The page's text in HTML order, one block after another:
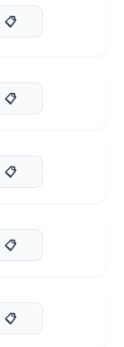
📋
📋
📋
📋
📋